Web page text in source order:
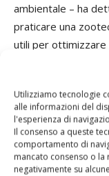
Utilizziamo tecnologie
alle informazioni del
l'esperienza di
Il consenso a queste
comportamento di
mancato consenso o
negativamente su
ambientale – ha
praticare una
utili per ottimizzare
Cliccaqui per